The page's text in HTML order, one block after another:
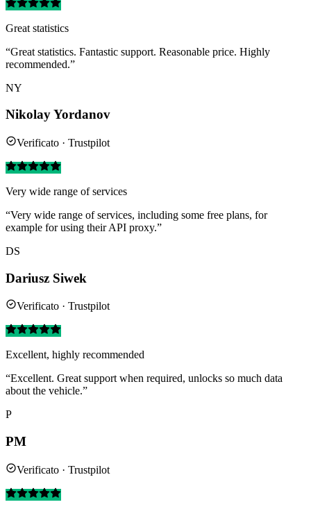
Great statistics
“Great statistics. Fantastic support. Reasonable price. Highly
recommended.”
NY
Nikolay Yordanov
Verificato · Trustpilot
Very wide range of services
“Very wide range of services, including some free plans, for
example for using their API proxy.”
DS
Dariusz Siwek
Verificato · Trustpilot
Excellent, highly recommended
“Excellent. Great support when required, unlocks so much data
about the vehicle.”
P
PM
Verificato · Trustpilot